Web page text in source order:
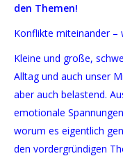
den Themen!
Konflikte miteinander –
Kleine und große,
Alltag und auch unser
aber auch belastend.
emotionale
worum es eigentlich
den vordergründigen